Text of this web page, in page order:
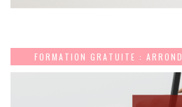
FORMATION GRATUITE :